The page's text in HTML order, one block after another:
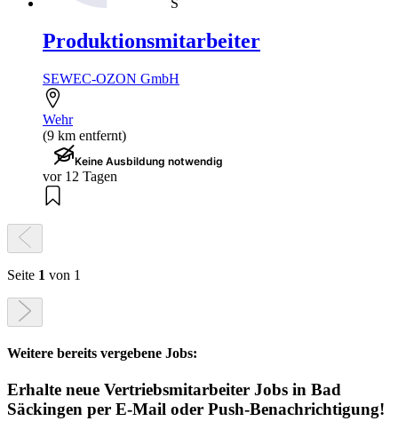
S
Produktionsmitarbeiter
SEWEC-OZON GmbH
Wehr
(9 km entfernt)
Keine Ausbildung notwendig
vor 12 Tagen
Seite 1 von 1
Weitere bereits vergebene Jobs:
Erhalte neue Vertriebsmitarbeiter Jobs in Bad
Säckingen per E-Mail oder Push-Benachrichtigung!